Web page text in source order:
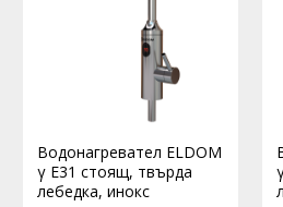
Водонагревател ELDOM
γ E31 стоящ, твърда
лебедка, инокс